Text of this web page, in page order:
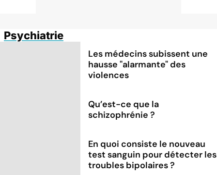
Psychiatrie
Les médecins subissent une
hausse "alarmante" des
violences
Qu’est-ce que la
schizophrénie ?
En quoi consiste le nouveau
test sanguin pour détecter les
troubles bipolaires ?